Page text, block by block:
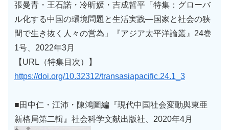
張曼青・王石諾・冷昕媛・吉成哲平「特集：グローバ
ル化する中国の環境問題と生活実践―国家と社会の狭
間で生き抜く人々の営為」『アジア太平洋論叢』24巻
1号、2022年3月
【URL（特集目次）】
https://doi.org/10.32312/transasiapacific.24.1_3
■田中仁・江沛・陳鴻圖編『現代中国社会変動與東亜
新格局第二輯』社会科学文献出版社、2020年4月